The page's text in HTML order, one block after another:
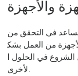
في التحقق من
من العمل بشك
في الحلول ا
لأخرى.